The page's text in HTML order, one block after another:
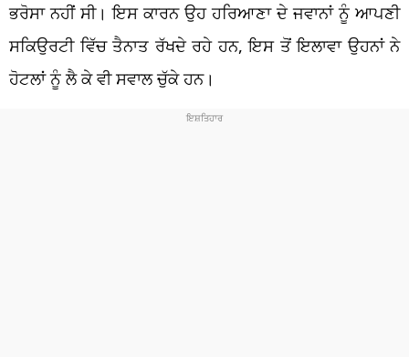
ਭਰੋਸਾ ਨਹੀਂ ਸੀ। ਇਸ ਕਾਰਨ ਉਹ ਹਰਿਆਣਾ ਦੇ ਜਵਾਨਾਂ ਨੂੰ ਆਪਣੀ
ਸਕਿਉਰਟੀ ਵਿੱਚ ਤੈਨਾਤ ਰੱਖਦੇ ਰਹੇ ਹਨ, ਇਸ ਤੋਂ ਇਲਾਵਾ ਉਹਨਾਂ ਨੇ
ਹੋਟਲਾਂ ਨੂੰ ਲੈ ਕੇ ਵੀ ਸਵਾਲ ਚੁੱਕੇ ਹਨ।